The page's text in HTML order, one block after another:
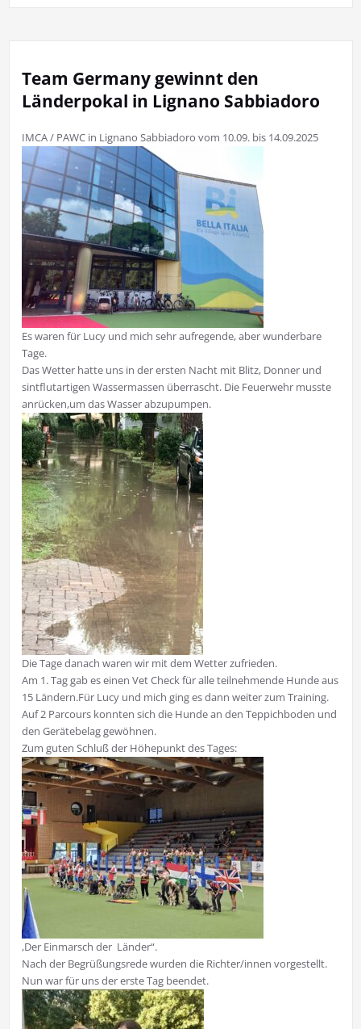
Team Germany gewinnt den
Länderpokal in Lignano Sabbiadoro
IMCA / PAWC in Lignano Sabbiadoro vom 10.09. bis 14.09.2025
Es waren für Lucy und mich sehr aufregende, aber wunderbare
Tage.
Das Wetter hatte uns in der ersten Nacht mit Blitz, Donner und
sintflutartigen Wassermassen überrascht. Die Feuerwehr musste
anrücken,um das Wasser abzupumpen.
Die Tage danach waren wir mit dem Wetter zufrieden.
Am 1. Tag gab es einen Vet Check für alle teilnehmende Hunde aus
15 Ländern.Für Lucy und mich ging es dann weiter zum Training.
Auf 2 Parcours konnten sich die Hunde an den Teppichboden und
den Gerätebelag gewöhnen.
Zum guten Schluß der Höhepunkt des Tages:
,Der Einmarsch der Länder“.
Nach der Begrüßungsrede wurden die Richter/innen vorgestellt.
Nun war für uns der erste Tag beendet.